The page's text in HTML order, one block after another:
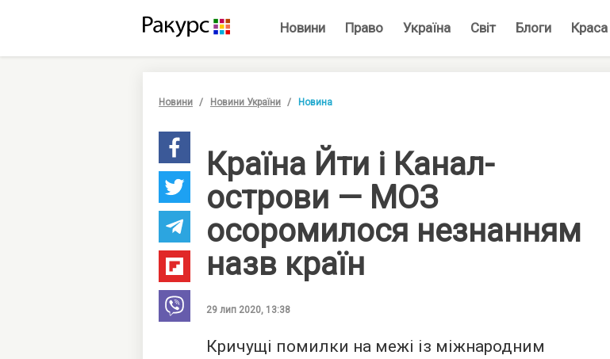
Новини Право Україна Світ Блоги
Новини Новини України Новина
Країна Йти і Канал-
острови — МОЗ
осоромилося незнанням
назв країн
29 лип 2020, 13:38
Кричущі помилки на межі із міжнародним